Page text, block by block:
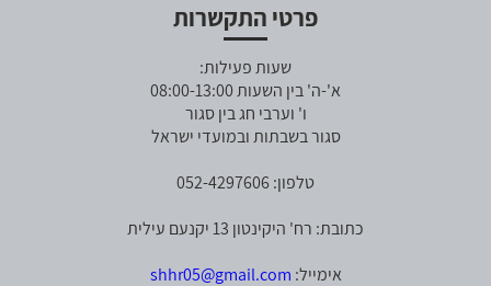
פרטי התקשרות
שעות פעילות:
א'-ה' בין השעות 08:00-13:00
ו' וערבי חג בין סגור
סגור בשבתות ובמועדי ישראל
טלפון: 052-4297606
כתובת: רח' היקינטון 13 יקנעם עילית
אימייל: shhr05@gmail.com